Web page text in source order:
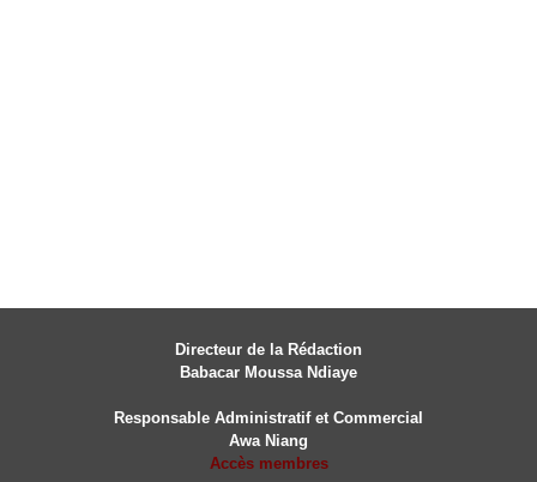
Directeur de la Rédaction
Babacar Moussa Ndiaye
Responsable Administratif et Commercial
Awa Niang
Accès membres